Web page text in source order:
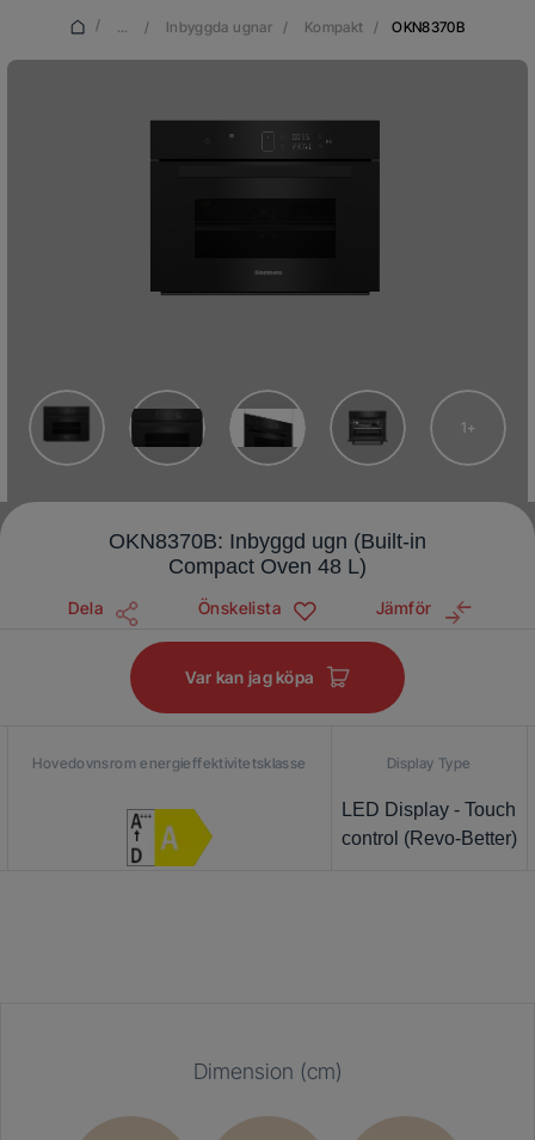
/ ... / Inbyggda ugnar / Kompakt / OKN8370B
1
OKN8370B: Inbyggd ugn (Built-in
Compact Oven 48 L)
Dela Önskelista Jämför
Var kan jag köpa
Hovedovnsrom energieffektivitetsklasse Display Type
LED Display - Touch
control (Revo-Better)
Dimension (cm)